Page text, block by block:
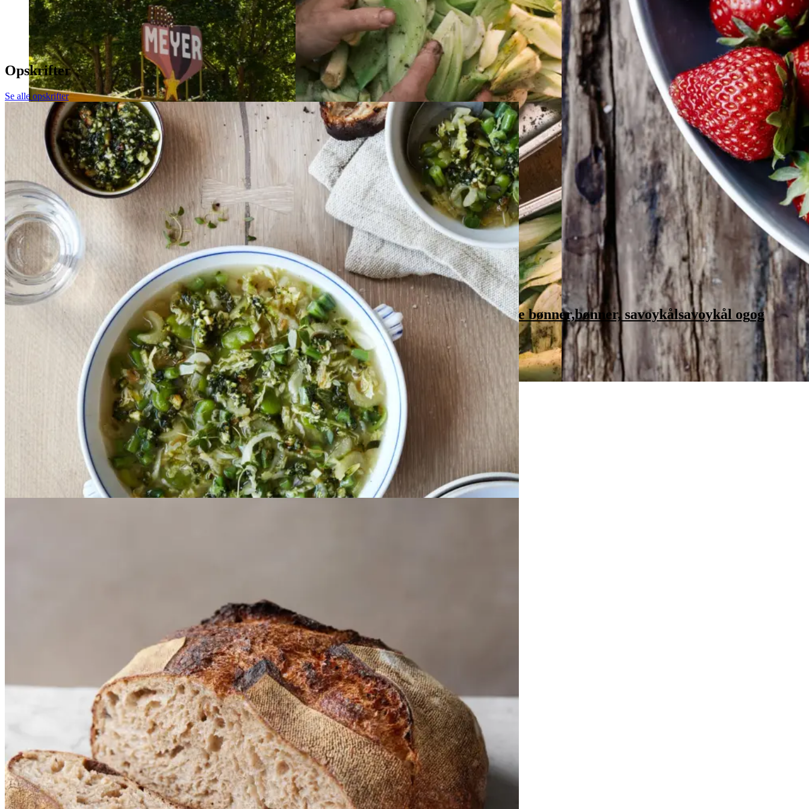
Opskrifter
Se alle opskrifter
Sommer-ribollitaSommer-ribollita medmed hestebønner, hestebønner, grønne grønne bønner,bønner, savoykålsavoykål ogog
brød brød
MariagertobabrødMariagertobabrød
Gem opskrift